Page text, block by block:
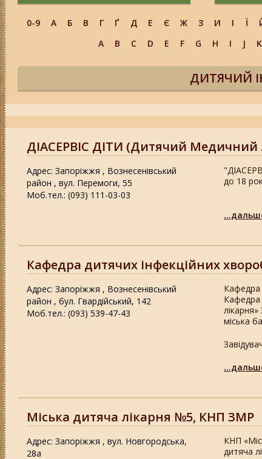
0-9 А Б В Г Ґ Д Е Є Ж З И І Ї
A
B C D E F G H I J K
ДИТЯЧИЙ
ДІАСЕРВІС ДІТИ (Дитячий
Адрес: Запоріжжя , Вознесенівський
район , вул. Перемоги, 55
Моб.тел.: (093) 111-03-03
до 18
Кафедра дитячих інфекційних
Адрес: Запоріжжя , Вознесенівський
район , бул. Гвардійський, 142
Моб.тел.: (093) 539-47-43
Кафедра
Кафедра
міська
Міська дитяча лікарня №5, КНП ЗМР
Адрес: Запоріжжя , вул. Новгородська,
28а
КНП
дитяча